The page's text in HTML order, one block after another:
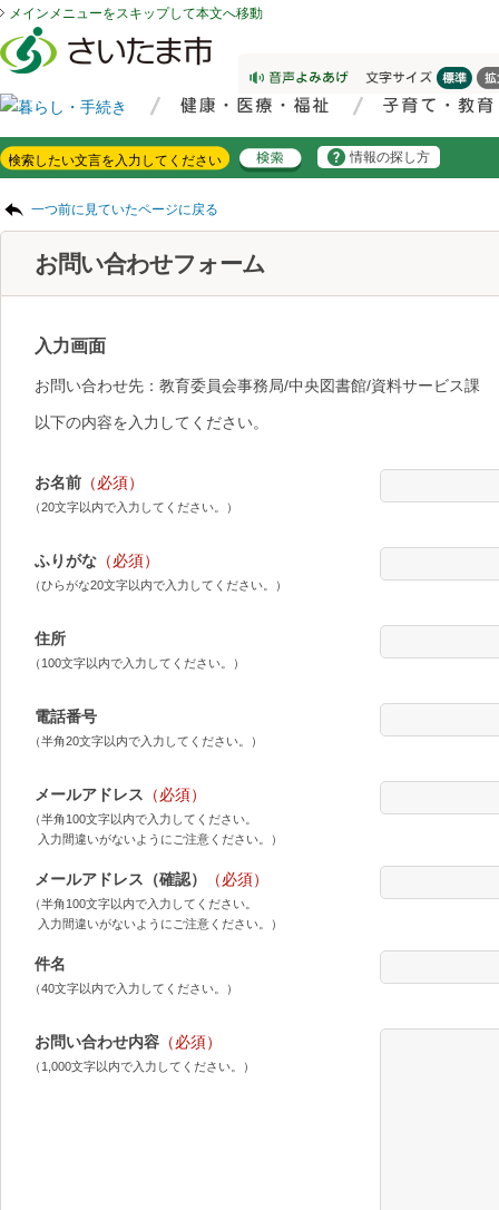
メインメニューをスキップして本文へ移動
情報の探し方
一つ前に見ていたページに戻る
お問い合わせフォーム
入力画面
お問い合わせ先：教育委員会事務局/中央図書館/資料サービス課
以下の内容を入力してください。
お名前 （必須）
（20文字以内で入力してください。）
ふりがな （必須）
（ひらがな20文字以内で入力してください。）
住所
（100文字以内で入力してください。）
電話番号
（半角20文字以内で入力してください。）
メールアドレス （必須）
（半角100文字以内で入力してください。
入力間違いがないようにご注意ください。）
メールアドレス（確認） （必須）
（半角100文字以内で入力してください。
入力間違いがないようにご注意ください。）
件名
（40文字以内で入力してください。）
お問い合わせ内容 （必須）
（1,000文字以内で入力してください。）